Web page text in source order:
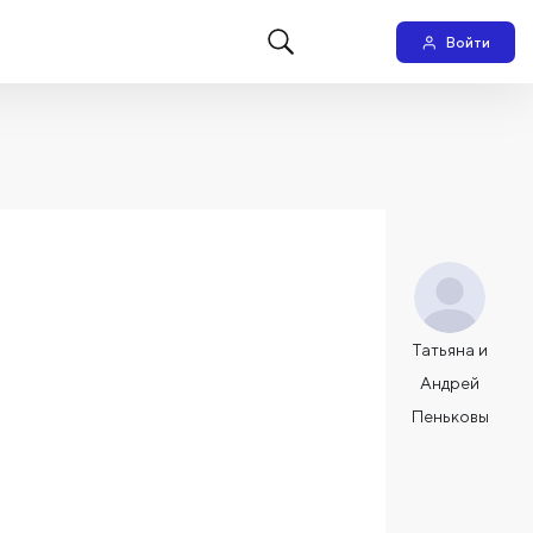
Войти
Татьяна и
Андрей
Пеньковы